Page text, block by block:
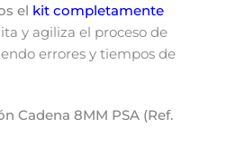
el kit completamente
y agiliza el proceso de
errores y tiempos de
Cadena 8MM PSA (Ref.